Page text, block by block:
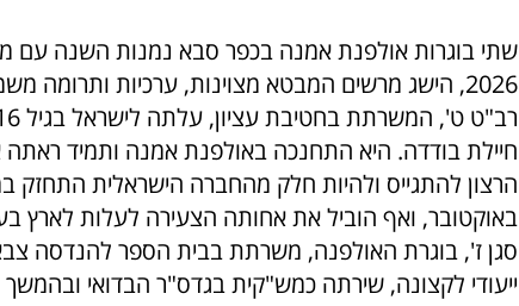
שתי בוגרות אולפנת אמנה בכפר סבא נמנות השנה עם
2026, הישג מרשים המבטא מצוינות, ערכיות ותרומה משמעותית לשירות בצה"ל
חיילת בודדה. היא התחנכה באולפנת אמנה ותמיד
הרצון להתגייס ולהיות חלק מהחברה הישראלית התחזק
באוקטובר, ואף הוביל את אחותה הצעירה לעלות לארץ
סגן ז', בוגרת האולפנה, משרתת בבית הספר להנדסה
ייעודי לקצונה, שירתה כמש"קית בגדס"ר הבדואי ובהמשך